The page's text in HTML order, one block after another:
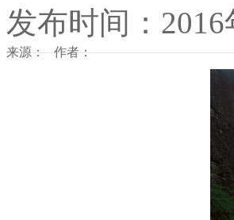
发布时间：2016
来源： 作者：